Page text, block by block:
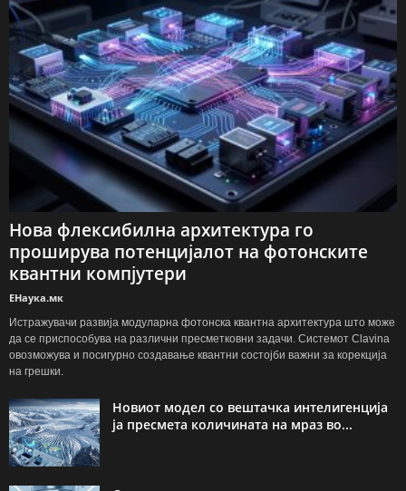
Нова флексибилна архитектура го
проширува потенцијалот на фотонските
квантни компјутери
ЕНаука.мк
Истражувачи развија модуларна фотонска квантна архитектура што може
да се приспособува на различни пресметковни задачи. Системот Clavina
овозможува и посигурно создавање квантни состојби важни за корекција
на грешки.
Новиот модел со вештачка интелигенција
ја пресмета количината на мраз во...